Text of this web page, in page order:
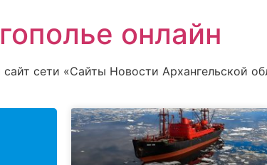
онлайн
сети «Сайты Новости Архангельской